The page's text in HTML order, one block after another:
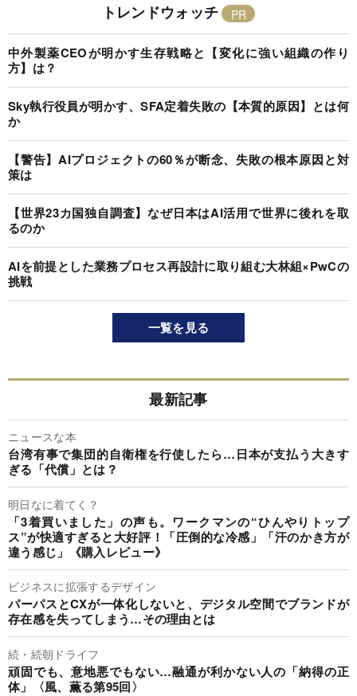
トレンドウォッチ
中外製薬CEOが明かす生存戦略と【変化に強い組織の作り
方】は？
Sky執行役員が明かす、SFA定着失敗の【本質的原因】とは何
か
【警告】AIプロジェクトの60％が断念、失敗の根本原因と対
策は
【世界23カ国独自調査】なぜ日本はAI活用で世界に後れを取
るのか
AIを前提とした業務プロセス再設計に取り組む大林組×PwCの
挑戦
一覧を見る
最新記事
ニュースな本
台湾有事で集団的自衛権を行使したら…日本が支払う大きす
ぎる「代償」とは？
明日なに着てく？
「3着買いました」の声も。ワークマンの“ひんやりトップ
ス”が快適すぎると大好評！「圧倒的な冷感」「汗のかき方が
違う感じ」《購入レビュー》
ビジネスに拡張するデザイン
パーパスとCXが一体化しないと、デジタル空間でブランドが
存在感を失ってしまう…その理由とは
続・続朝ドライフ
頑固でも、意地悪でもない…融通が利かない人の「納得の正
体」〈風、薫る第95回〉